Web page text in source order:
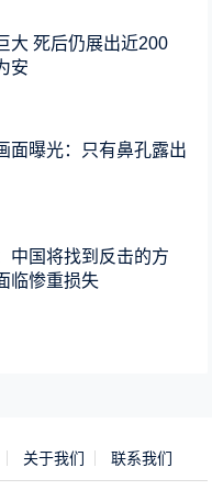
大 死后仍展出近200
安
面曝光：只有鼻孔露出
中国将找到反击的方
临惨重损失
关于我们 联系我们